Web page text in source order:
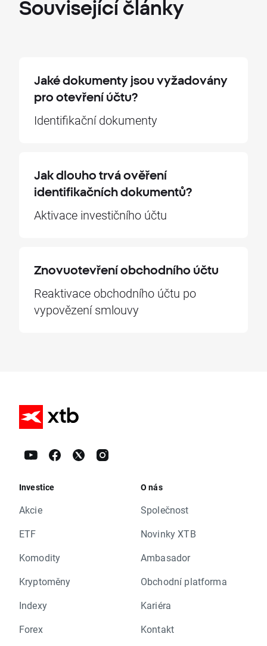
Související články
Jaké dokumenty jsou vyžadovány
pro otevření účtu?
Identifikační dokumenty
Jak dlouho trvá ověření
identifikačních dokumentů?
Aktivace investičního účtu
Znovuotevření obchodního účtu
Reaktivace obchodního účtu po
vypovězení smlouvy
Investice
Akcie
ETF
Komodity
Kryptoměny
Indexy
Forex
O nás
Společnost
Novinky XTB
Ambasador
Obchodní platforma
Kariéra
Kontakt